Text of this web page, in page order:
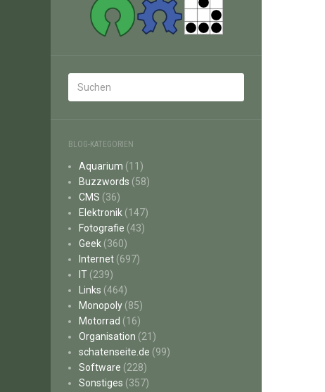
BLOG-KATEGORIEN
Aquarium (11)
Buzzwords (58)
CMS (36)
Elektronik (147)
Fotografie (43)
Geek (360)
Internet (697)
IT (239)
Links (464)
Monopoly (85)
Motorrad (16)
Organisation (21)
schatenseite.de (99)
Software (228)
Sonstiges (357)